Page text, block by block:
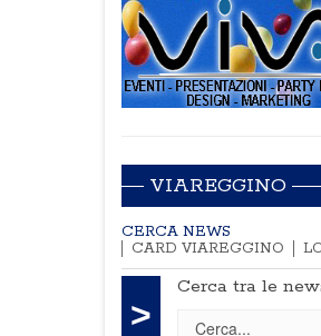
VIAREGGINO
CERCA NEWS
CARD VIAREGGINO
>
Cerca tra le